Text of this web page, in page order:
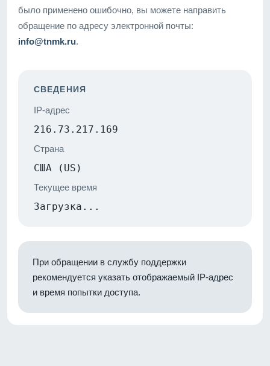
было применено ошибочно, вы можете направить
обращение по адресу электронной почты:
info@tnmk.ru.
СВЕДЕНИЯ
IP-адрес
216.73.217.169
Страна
США (US)
Текущее время
Загрузка...
При обращении в службу поддержки
рекомендуется указать отображаемый IP-адрес
и время попытки доступа.